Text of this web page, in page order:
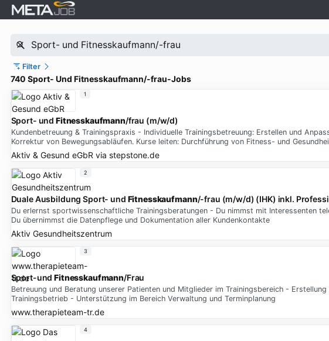
Filter
740 Sport- Und Fitnesskaufmann/-frau-Jobs
Sport- und Fitnesskaufmann/frau (m/w/d)
Kundenbetreuung & Trainingspraxis - Individuelle Trainingsbetreuung: Erstellen und
Korrektur von Bewegungsabläufen. Kurse leiten: Durchführung von Fitness- und
Aktiv & Gesund eGbR via stepstone.de
1
Duale Ausbildung Sport- und Fitnesskaufmann/-frau (m/w/d) (IHK) inkl.
Du erlernst sportwissenschaftliche Trainingsberatungen - Du nimmst mit Interessenten
Du übernimmst die Datenpflege und Dokumentation aller Kundenkontakte
Aktiv Gesundheitszentrum
2
Sport-undFitnesskaufmann/Frau
Betreuung und Beratung unserer Patienten und Mitglieder im Trainingsbereich -
Trainingsbetrieb - Unterstützung im Bereich Verwaltung und Terminplanung
www.therapieteam-tr.de
3
4